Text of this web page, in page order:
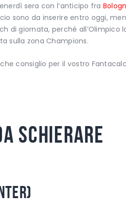
sera con l’anticipo fra
sono da inserire entro oggi,
di giornata, perché all’Olimpico
sulla zona Champions.
consiglio per il vostro
schierare